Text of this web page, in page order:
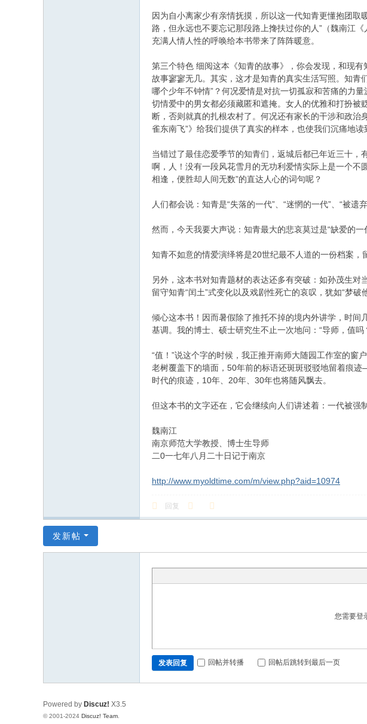
因为自小离家少有亲情抚摸，所以这一代知青更懂抱团
路，但永远也不要忘记那段路上搀扶过你的人”（魏南江
充满人情人性的呼唤给本书带来了阵阵暖意。
第三个特色 细阅这本《知青的故事》，你会发现，和现
故事寥寥无几。其实，这才是知青的真实生活写照。知青
哪个少年不钟情”？何况爱情是对抗一切孤寂和苦痛的力
切情爱中的男女都必须藏匿和遮掩。女人的优雅和打扮被
断，否则就真的扎根农村了。何况还有家长的干涉和政治
雀东南飞”》给我们提供了真实的样本，也使我们沉痛地
当错过了最佳恋爱季节的知青们，返城后都已年近三十
啊，人！没有一段风花雪月的无功利爱情实际上是一个不
相逢，便胜却人间无数”的直达人心的词句呢？
人们都会说：知青是“失落的一代”、“迷惘的一代”、“被遗弃
然而，今天我要大声说：知青最大的悲哀莫过是“缺爱的一
知青不如意的情爱演绎将是20世纪最不人道的一份档案，
另外，这本书对知青题材的表达还多有突破：如孙茂生
留守知青“闰土”式变化以及戏剧性死亡的哀叹，犹如“梦
倾心这本书！因而暑假除了推托不掉的境内外讲学，时
基调。我的博士、硕士研究生不止一次地问：“导师，值吗
“值！”说这个字的时候，我正推开南师大随园工作室的
老树覆盖下的墙面，50年前的标语还斑斑驳驳地留着痕
时代的痕迹，10年、20年、30年也将随风飘去。
但这本书的文字还在，它会继续向人们讲述着：一代被强
魏南江
南京师范大学教授、博士生导师
二0一七年八月二十日记于南京
http://www.myoldtime.com/m/view.php?aid=10974
回复
发新帖
您需要登
发表回复 回帖并转播 回帖后跳转到最后一页
Powered by Discuz! X3.5
© 2001-2024 Discuz! Team